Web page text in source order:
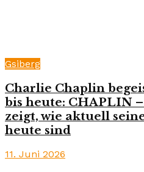
Gsiberg
Charlie Chaplin
bis heute: CHAPLIN
zeigt, wie aktuell
heute sind
11. Juni 2026